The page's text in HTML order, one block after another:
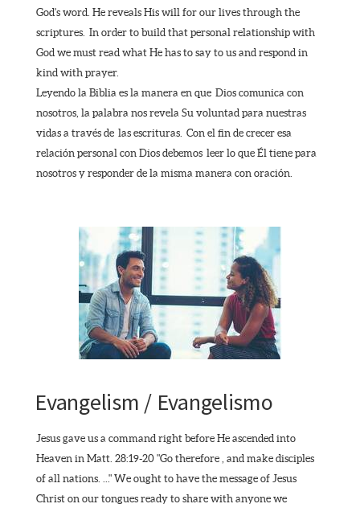
God's word. He reveals His will for our lives through the
scriptures. In order to build that personal relationship with
God we must read what He has to say to us and respond in
kind with prayer.
Leyendo la Biblia es la manera en que Dios comunica con
nosotros, la palabra nos revela Su voluntad para nuestras
vidas a través de las escrituras. Con el fin de crecer esa
relación personal con Dios debemos leer lo que Él tiene para
nosotros y responder de la misma manera con oración.
Evangelism / Evangelismo
Jesus gave us a command right before He ascended into
Heaven in Matt. 28:19-20 "Go therefore , and make disciples
of all nations. ..." We ought to have the message of Jesus
Christ on our tongues ready to share with anyone we